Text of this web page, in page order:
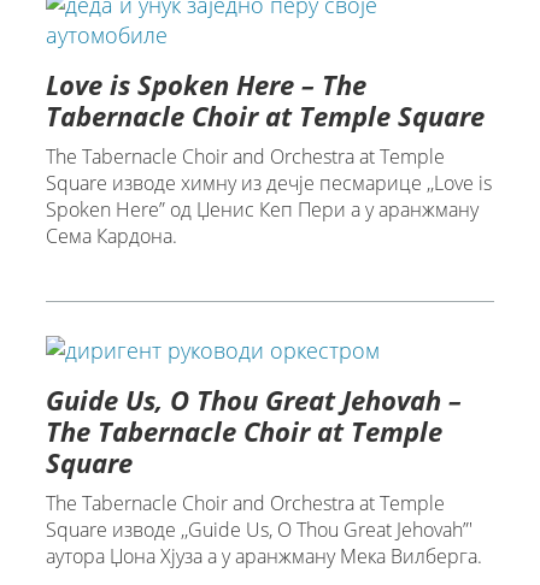
Love is Spoken Here – The
Tabernacle Choir at Temple Square
The Tabernacle Choir and Orchestra at Temple
Square изводe химну из дечје песмарице ,,Love is
Spoken Here” од Џенис Кеп Пери а у аранжману
Сема Кардона.
Guide Us, O Thou Great Jehovah –
The Tabernacle Choir at Temple
Square
The Tabernacle Choir and Orchestra at Temple
Square изводе ,,Guide Us, O Thou Great Jehovah”'
аутора Џона Хјуза а у аранжману Мека Вилберга.